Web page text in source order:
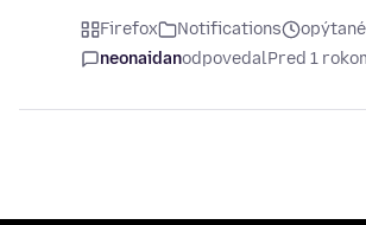
Firefox Notifications
neonaidanodpovedalPred 1